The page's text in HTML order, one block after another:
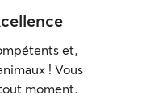
et,
! Vous
moment.